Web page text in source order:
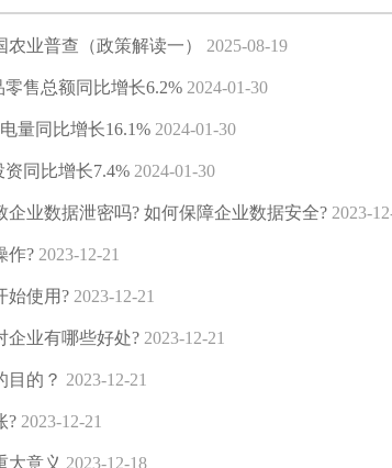
业普查（政策解读一） 2025-08-19
售总额同比增长6.2% 2024-01-30
量同比增长16.1% 2024-01-30
同比增长7.4% 2024-01-30
业数据泄密吗? 如何保障企业数据安全? 2023-
作? 2023-12-21
始使用? 2023-12-21
企业有哪些好处? 2023-12-21
目的？ 2023-12-21
? 2023-12-21
大意义 2023-12-18